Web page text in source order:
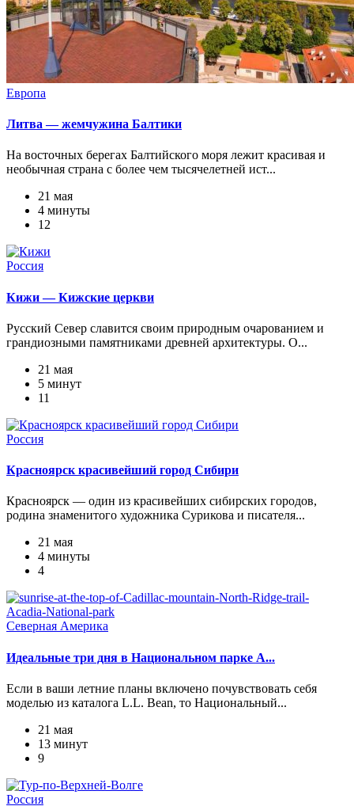
Европа
Литва — жемчужина Балтики
На восточных берегах Балтийского моря лежит красивая и
необычная страна с более чем тысячелетней ист...
21 мая
4 минуты
12
Россия
Кижи — Кижские церкви
Русский Север славится своим природным очарованием и
грандиозными памятниками древней архитектуры. О...
21 мая
5 минут
11
Россия
Красноярск красивейший город Сибири
Красноярск — один из красивейших сибирских городов,
родина знаменитого художника Сурикова и писателя...
21 мая
4 минуты
4
Северная Америка
Идеальные три дня в Национальном парке А...
Если в ваши летние планы включено почувствовать себя
моделью из каталога L.L. Bean, то Национальный...
21 мая
13 минут
9
Россия